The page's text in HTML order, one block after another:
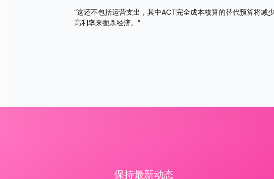
“这还不包括运营支出，其中ACT完全成本核算的替代预算将
高利率来扼杀经济。”
保持最新动态